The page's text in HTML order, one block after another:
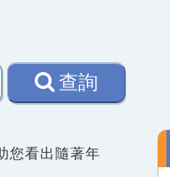
查詢
您看出隨著年